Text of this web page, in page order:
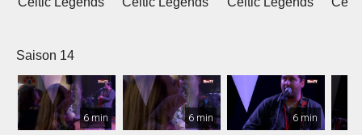
Saison 14
6 min 6 min 6 min